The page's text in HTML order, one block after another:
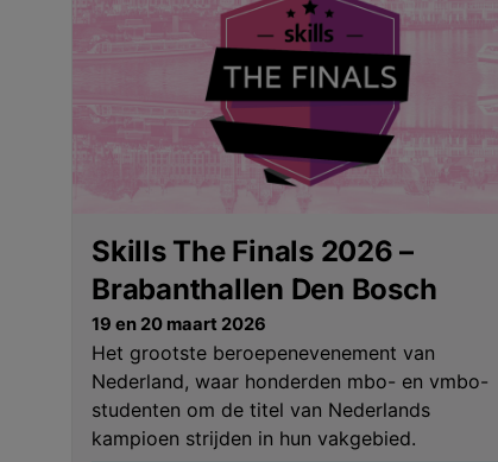
Skills The Finals 2026 –
Brabanthallen Den Bosch
19 en 20 maart 2026
Het grootste beroepenevenement van
Nederland, waar honderden mbo- en vmbo-
studenten om de titel van Nederlands
kampioen strijden in hun vakgebied.